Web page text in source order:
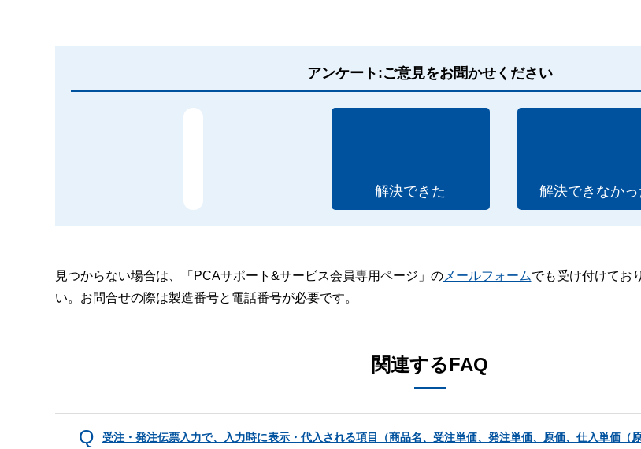
アンケート:ご意見をお聞かせください
解決できた 解決できなかっ
見つからない場合は、「PCAサポート&サービス会員専用ページ」のメールフォームでも受け付けてお
い。お問合せの際は製造番号と電話番号が必要です。
関連するFAQ
受注・発注伝票入力で、入力時に表示・代入される項目（商品名、受注単価、発注単価、原価、仕入単価（